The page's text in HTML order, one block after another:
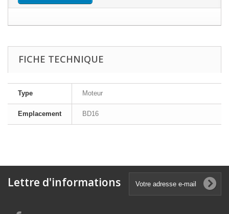
FICHE TECHNIQUE
Type Moteur
Emplacement BD16
Lettre d'informations